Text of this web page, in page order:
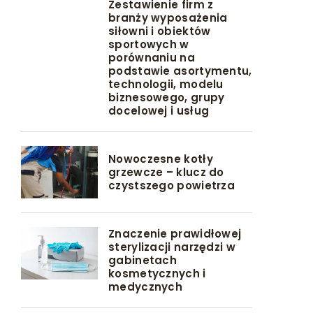
Zestawienie firm z
branży wyposażenia
siłowni i obiektów
sportowych w
porównaniu na
podstawie asortymentu,
technologii, modelu
biznesowego, grupy
docelowej i usług
Nowoczesne kotły
grzewcze – klucz do
czystszego powietrza
Znaczenie prawidłowej
sterylizacji narzędzi w
gabinetach
kosmetycznych i
medycznych